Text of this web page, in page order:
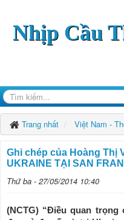
Nhịp Cầu
Trang nhất Việt Nam -
Ghi chép của Hoàng Thị
UKRAINE TẠI SAN
Thứ ba - 27/05/2014 10:40
(NCTG) “Điều quan